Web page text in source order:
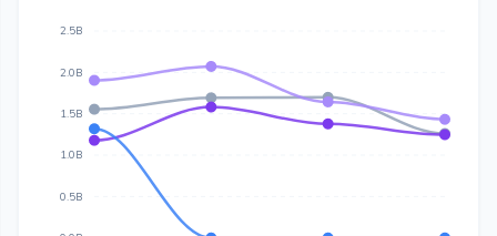
2.5B
2.0B
1.5B
1.0B
0.5B